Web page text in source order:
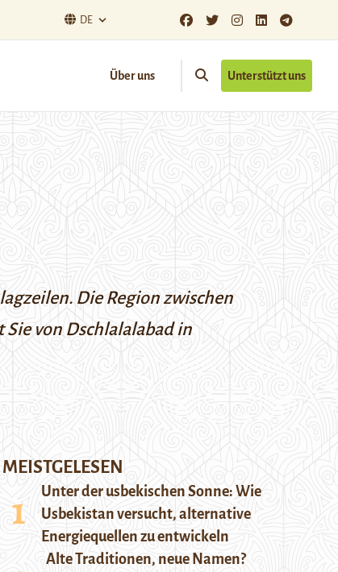
DE
Über uns Unterstützt uns
DieRegion zwischen
von Dschlalalabad in
MEISTGELESEN
Unter der usbekischen Sonne: Wie
Usbekistan versucht, alternative
Energiequellen zu entwickeln
Alte Traditionen, neue Namen?